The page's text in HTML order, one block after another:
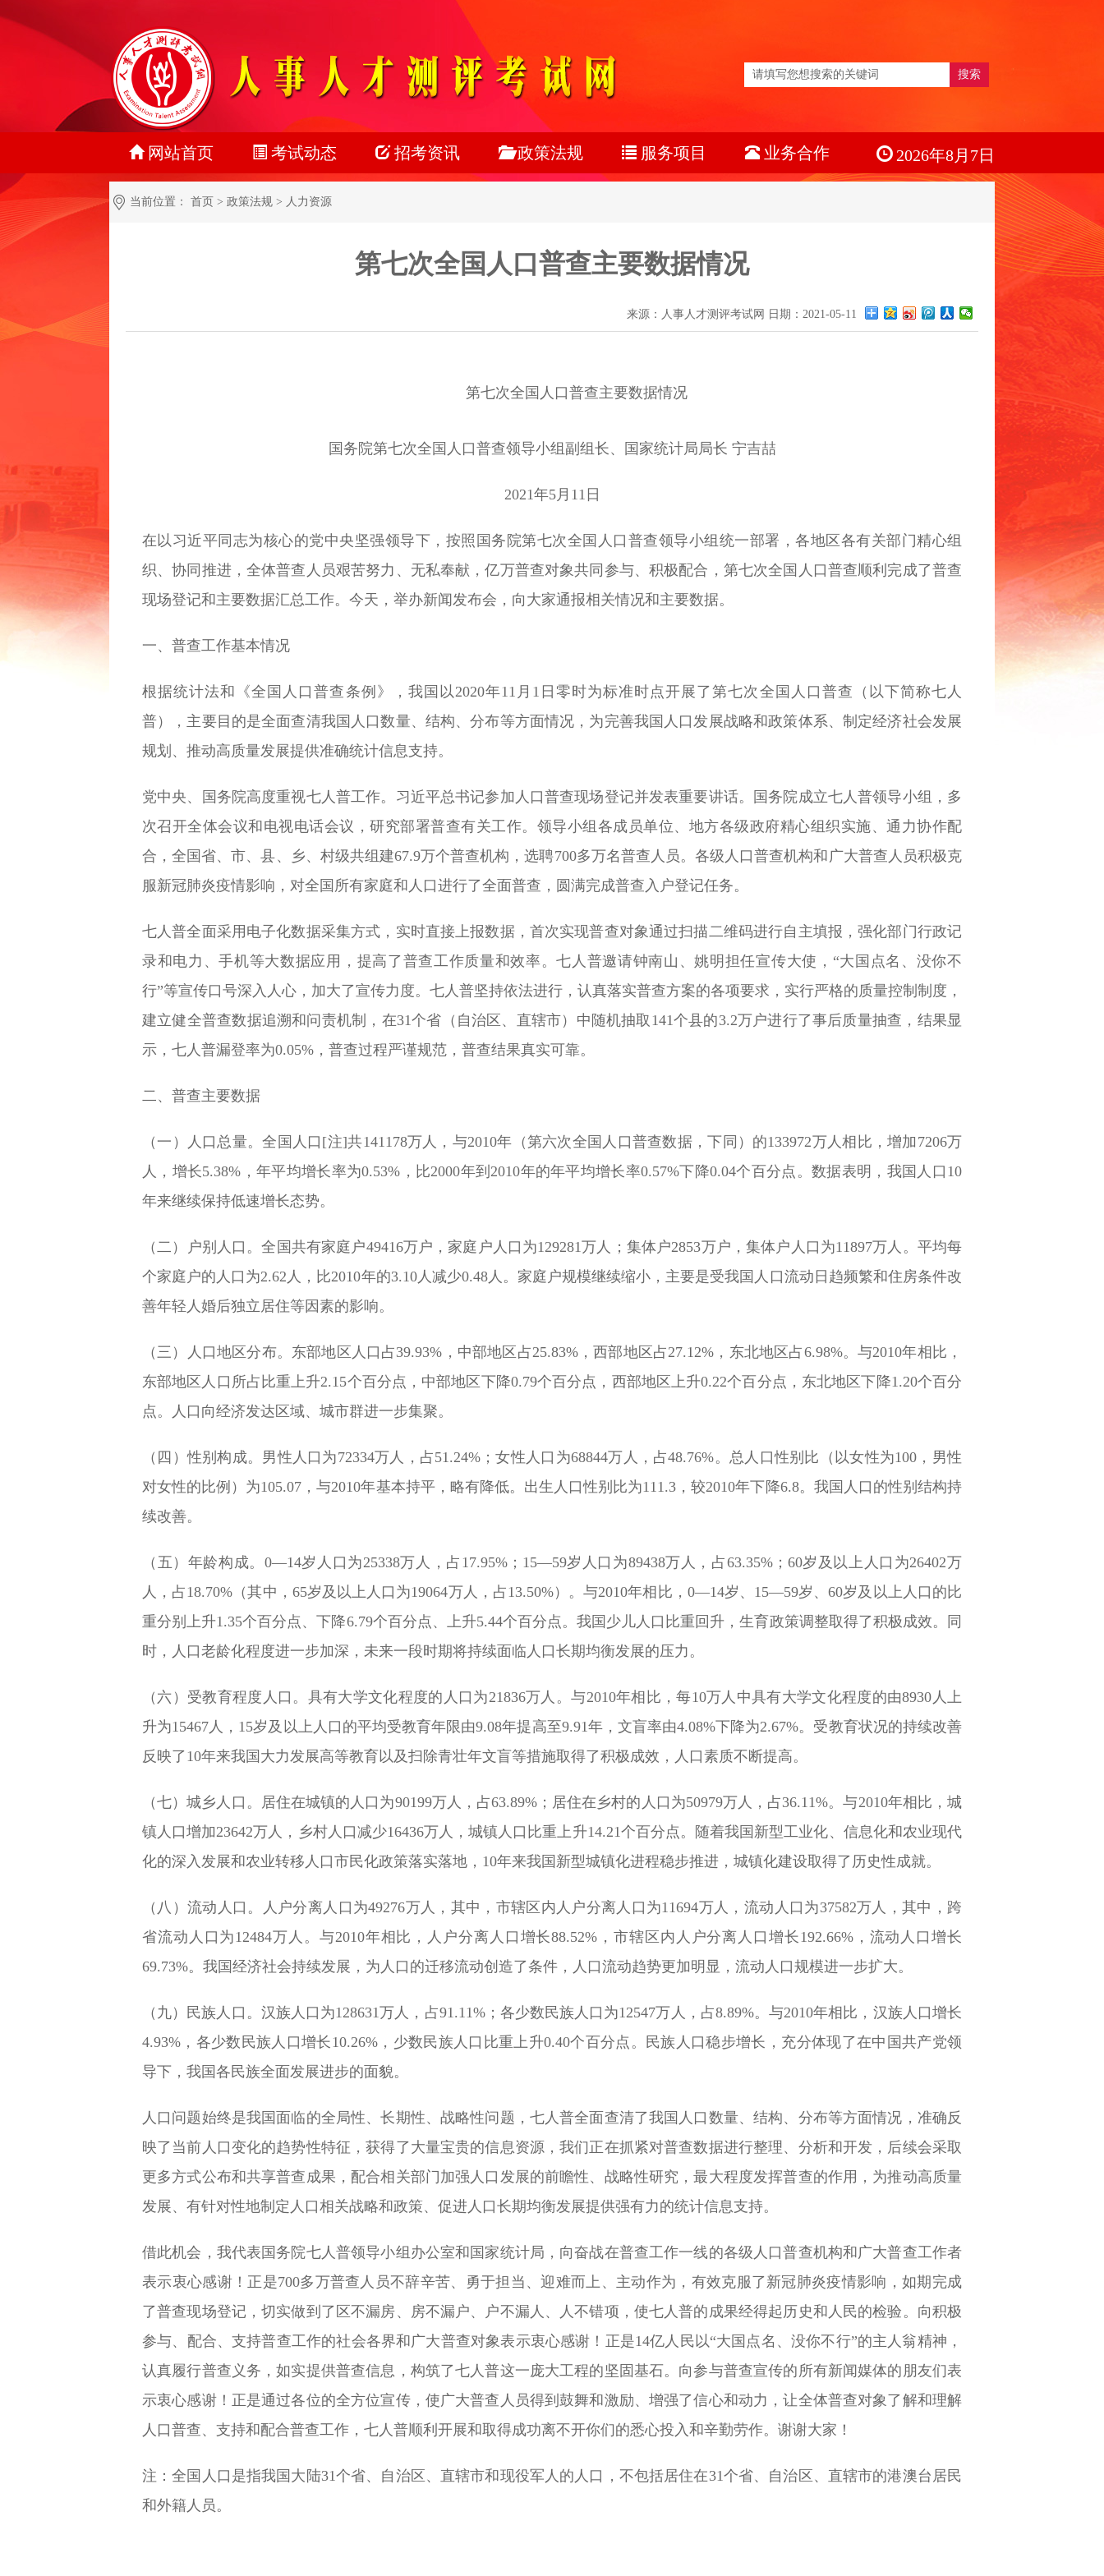
搜索
网站首页 考试动态
最新动态
名单公示
招考资讯
教师系统
社会招聘
政策法规
教师医疗
服务项目
网上报名
校园招聘
人力资源
业务合作 2026年8月7日
当前位置： 首页 > 政策法规 > 人力资源
第七次全国人口普查主要数据情况
来源：人事人才测评考试网 日期：2021-05-11
第七次全国人口普查主要数据情况
国务院第七次全国人口普查领导小组副组长、国家统计局局长 宁吉喆
2021年5月11日
在以习近平同志为核心的党中央坚强领导下，按照国务院第七次全国人口普查领导小组统一部署，各地区各有关部门精心组
织、协同推进，全体普查人员艰苦努力、无私奉献，亿万普查对象共同参与、积极配合，第七次全国人口普查顺利完成了普查
现场登记和主要数据汇总工作。今天，举办新闻发布会，向大家通报相关情况和主要数据。
一、普查工作基本情况
根据统计法和《全国人口普查条例》，我国以2020年11月1日零时为标准时点开展了第七次全国人口普查（以下简称七人
普），主要目的是全面查清我国人口数量、结构、分布等方面情况，为完善我国人口发展战略和政策体系、制定经济社会发展
规划、推动高质量发展提供准确统计信息支持。
党中央、国务院高度重视七人普工作。习近平总书记参加人口普查现场登记并发表重要讲话。国务院成立七人普领导小组，多
次召开全体会议和电视电话会议，研究部署普查有关工作。领导小组各成员单位、地方各级政府精心组织实施、通力协作配
合，全国省、市、县、乡、村级共组建67.9万个普查机构，选聘700多万名普查人员。各级人口普查机构和广大普查人员积极克
服新冠肺炎疫情影响，对全国所有家庭和人口进行了全面普查，圆满完成普查入户登记任务。
七人普全面采用电子化数据采集方式，实时直接上报数据，首次实现普查对象通过扫描二维码进行自主填报，强化部门行政记
录和电力、手机等大数据应用，提高了普查工作质量和效率。七人普邀请钟南山、姚明担任宣传大使，“大国点名、没你不
行”等宣传口号深入人心，加大了宣传力度。七人普坚持依法进行，认真落实普查方案的各项要求，实行严格的质量控制制度，
建立健全普查数据追溯和问责机制，在31个省（自治区、直辖市）中随机抽取141个县的3.2万户进行了事后质量抽查，结果显
示，七人普漏登率为0.05%，普查过程严谨规范，普查结果真实可靠。
二、普查主要数据
（一）人口总量。全国人口[注]共141178万人，与2010年（第六次全国人口普查数据，下同）的133972万人相比，增加7206万
人，增长5.38%，年平均增长率为0.53%，比2000年到2010年的年平均增长率0.57%下降0.04个百分点。数据表明，我国人口10
年来继续保持低速增长态势。
（二）户别人口。全国共有家庭户49416万户，家庭户人口为129281万人；集体户2853万户，集体户人口为11897万人。平均每
个家庭户的人口为2.62人，比2010年的3.10人减少0.48人。家庭户规模继续缩小，主要是受我国人口流动日趋频繁和住房条件改
善年轻人婚后独立居住等因素的影响。
（三）人口地区分布。东部地区人口占39.93%，中部地区占25.83%，西部地区占27.12%，东北地区占6.98%。与2010年相比，
东部地区人口所占比重上升2.15个百分点，中部地区下降0.79个百分点，西部地区上升0.22个百分点，东北地区下降1.20个百分
点。人口向经济发达区域、城市群进一步集聚。
（四）性别构成。男性人口为72334万人，占51.24%；女性人口为68844万人，占48.76%。总人口性别比（以女性为100，男性
对女性的比例）为105.07，与2010年基本持平，略有降低。出生人口性别比为111.3，较2010年下降6.8。我国人口的性别结构持
续改善。
（五）年龄构成。0—14岁人口为25338万人，占17.95%；15—59岁人口为89438万人，占63.35%；60岁及以上人口为26402万
人，占18.70%（其中，65岁及以上人口为19064万人，占13.50%）。与2010年相比，0—14岁、15—59岁、60岁及以上人口的比
重分别上升1.35个百分点、下降6.79个百分点、上升5.44个百分点。我国少儿人口比重回升，生育政策调整取得了积极成效。同
时，人口老龄化程度进一步加深，未来一段时期将持续面临人口长期均衡发展的压力。
（六）受教育程度人口。具有大学文化程度的人口为21836万人。与2010年相比，每10万人中具有大学文化程度的由8930人上
升为15467人，15岁及以上人口的平均受教育年限由9.08年提高至9.91年，文盲率由4.08%下降为2.67%。受教育状况的持续改善
反映了10年来我国大力发展高等教育以及扫除青壮年文盲等措施取得了积极成效，人口素质不断提高。
（七）城乡人口。居住在城镇的人口为90199万人，占63.89%；居住在乡村的人口为50979万人，占36.11%。与2010年相比，城
镇人口增加23642万人，乡村人口减少16436万人，城镇人口比重上升14.21个百分点。随着我国新型工业化、信息化和农业现代
化的深入发展和农业转移人口市民化政策落实落地，10年来我国新型城镇化进程稳步推进，城镇化建设取得了历史性成就。
（八）流动人口。人户分离人口为49276万人，其中，市辖区内人户分离人口为11694万人，流动人口为37582万人，其中，跨
省流动人口为12484万人。与2010年相比，人户分离人口增长88.52%，市辖区内人户分离人口增长192.66%，流动人口增长
69.73%。我国经济社会持续发展，为人口的迁移流动创造了条件，人口流动趋势更加明显，流动人口规模进一步扩大。
（九）民族人口。汉族人口为128631万人，占91.11%；各少数民族人口为12547万人，占8.89%。与2010年相比，汉族人口增长
4.93%，各少数民族人口增长10.26%，少数民族人口比重上升0.40个百分点。民族人口稳步增长，充分体现了在中国共产党领
导下，我国各民族全面发展进步的面貌。
人口问题始终是我国面临的全局性、长期性、战略性问题，七人普全面查清了我国人口数量、结构、分布等方面情况，准确反
映了当前人口变化的趋势性特征，获得了大量宝贵的信息资源，我们正在抓紧对普查数据进行整理、分析和开发，后续会采取
更多方式公布和共享普查成果，配合相关部门加强人口发展的前瞻性、战略性研究，最大程度发挥普查的作用，为推动高质量
发展、有针对性地制定人口相关战略和政策、促进人口长期均衡发展提供强有力的统计信息支持。
借此机会，我代表国务院七人普领导小组办公室和国家统计局，向奋战在普查工作一线的各级人口普查机构和广大普查工作者
表示衷心感谢！正是700多万普查人员不辞辛苦、勇于担当、迎难而上、主动作为，有效克服了新冠肺炎疫情影响，如期完成
了普查现场登记，切实做到了区不漏房、房不漏户、户不漏人、人不错项，使七人普的成果经得起历史和人民的检验。向积极
参与、配合、支持普查工作的社会各界和广大普查对象表示衷心感谢！正是14亿人民以“大国点名、没你不行”的主人翁精神，
认真履行普查义务，如实提供普查信息，构筑了七人普这一庞大工程的坚固基石。向参与普查宣传的所有新闻媒体的朋友们表
示衷心感谢！正是通过各位的全方位宣传，使广大普查人员得到鼓舞和激励、增强了信心和动力，让全体普查对象了解和理解
人口普查、支持和配合普查工作，七人普顺利开展和取得成功离不开你们的悉心投入和辛勤劳作。谢谢大家！
注：全国人口是指我国大陆31个省、自治区、直辖市和现役军人的人口，不包括居住在31个省、自治区、直辖市的港澳台居民
和外籍人员。